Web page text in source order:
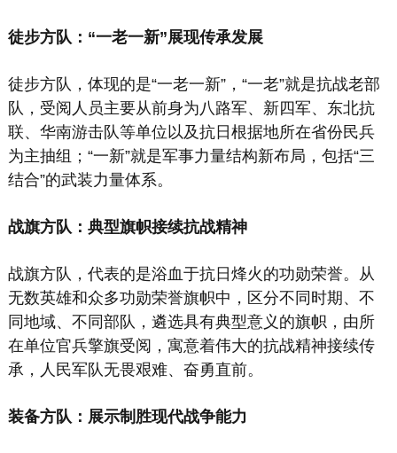
徒步方队：“一老一新”展现传承发展
徒步方队，体现的是“一老一新”，“一老”就是抗战老部
队，受阅人员主要从前身为八路军、新四军、东北抗
联、华南游击队等单位以及抗日根据地所在省份民兵
为主抽组；“一新”就是军事力量结构新布局，包括“三
结合”的武装力量体系。
战旗方队：典型旗帜接续抗战精神
战旗方队，代表的是浴血于抗日烽火的功勋荣誉。从
无数英雄和众多功勋荣誉旗帜中，区分不同时期、不
同地域、不同部队，遴选具有典型意义的旗帜，由所
在单位官兵擎旗受阅，寓意着伟大的抗战精神接续传
承，人民军队无畏艰难、奋勇直前。
装备方队：展示制胜现代战争能力